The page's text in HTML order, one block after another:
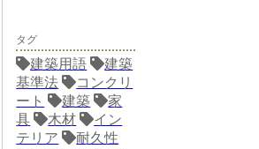
タグ
建築用語
建築
基準法
コンクリ
ート
建築
家
具
木材
イン
テリア
耐久性